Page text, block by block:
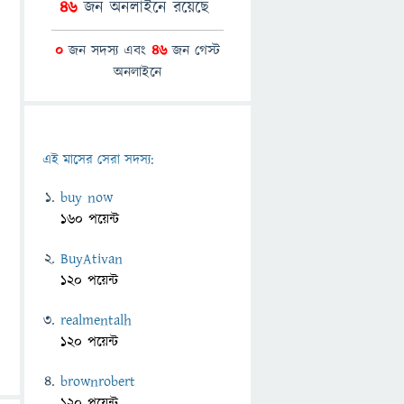
46জন অনলাইনে রয়েছে
0 জন সদস্য এবং 46জন গেস্ট
অনলাইনে
এই মাসের সেরা সদস্য:
buy now
160 পয়েন্ট
BuyAtivan
120 পয়েন্ট
realmentalh
120 পয়েন্ট
brownrobert